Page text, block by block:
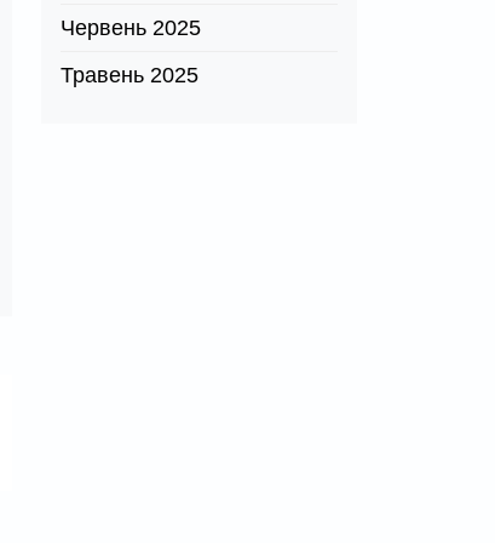
Червень 2025
Травень 2025